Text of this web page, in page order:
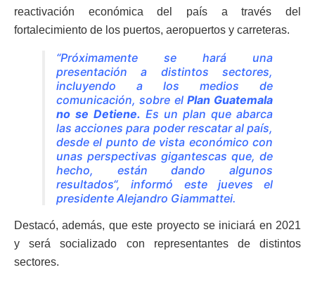
reactivación económica del país a través del
fortalecimiento de los puertos, aeropuertos y carreteras.
“Próximamente se hará una
presentación a distintos sectores,
incluyendo a los medios de
comunicación, sobre el Plan Guatemala
no se Detiene. Es un plan que abarca
las acciones para poder rescatar al país,
desde el punto de vista económico con
unas perspectivas gigantescas que, de
hecho, están dando algunos
resultados“, informó este jueves el
presidente Alejandro Giammattei.
Destacó, además, que este proyecto se iniciará en 2021
y será socializado con representantes de distintos
sectores.